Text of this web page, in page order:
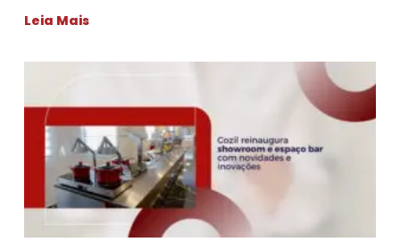
Leia Mais